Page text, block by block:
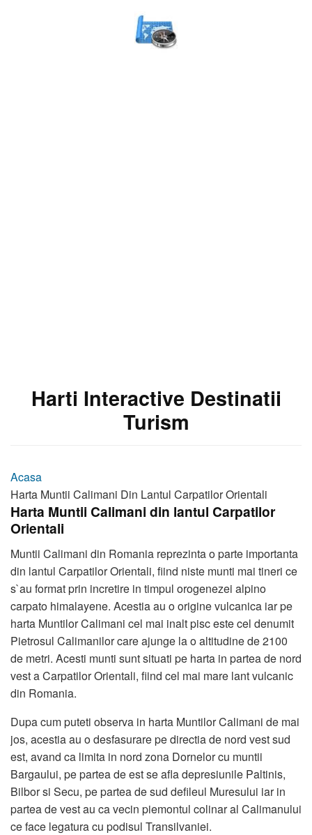
Harti Interactive Destinatii
Turism
Acasa
Harta Muntii Calimani Din Lantul Carpatilor Orientali
Harta Muntii Calimani din lantul Carpatilor
Orientali
Muntii Calimani din Romania reprezinta o parte importanta
din lantul Carpatilor Orientali, fiind niste munti mai tineri ce
s`au format prin incretire in timpul orogenezei alpino
carpato himalayene. Acestia au o origine vulcanica iar pe
harta Muntilor Calimani cel mai inalt pisc este cel denumit
Pietrosul Calimanilor care ajunge la o altitudine de 2100
de metri. Acesti munti sunt situati pe harta in partea de nord
vest a Carpatilor Orientali, fiind cel mai mare lant vulcanic
din Romania.
Dupa cum puteti observa in harta Muntilor Calimani de mai
jos, acestia au o desfasurare pe directia de nord vest sud
est, avand ca limita in nord zona Dornelor cu muntii
Bargaului, pe partea de est se afla depresiunile Paltinis,
Bilbor si Secu, pe partea de sud defileul Muresului iar in
partea de vest au ca vecin piemontul colinar al Calimanului
ce face legatura cu podisul Transilvaniei.